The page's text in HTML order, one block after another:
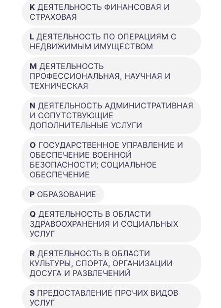
K ДЕЯТЕЛЬНОСТЬ ФИНАНСОВАЯ И
СТРАХОВАЯ
L ДЕЯТЕЛЬНОСТЬ ПО ОПЕРАЦИЯМ С
НЕДВИЖИМЫМ ИМУЩЕСТВОМ
M ДЕЯТЕЛЬНОСТЬ
ПРОФЕССИОНАЛЬНАЯ, НАУЧНАЯ И
ТЕХНИЧЕСКАЯ
N ДЕЯТЕЛЬНОСТЬ АДМИНИСТРАТИВНАЯ
И СОПУТСТВУЮЩИЕ
ДОПОЛНИТЕЛЬНЫЕ УСЛУГИ
O ГОСУДАРСТВЕННОЕ УПРАВЛЕНИЕ И
ОБЕСПЕЧЕНИЕ ВОЕННОЙ
БЕЗОПАСНОСТИ; СОЦИАЛЬНОЕ
ОБЕСПЕЧЕНИЕ
P ОБРАЗОВАНИЕ
Q ДЕЯТЕЛЬНОСТЬ В ОБЛАСТИ
ЗДРАВООХРАНЕНИЯ И СОЦИАЛЬНЫХ
УСЛУГ
R ДЕЯТЕЛЬНОСТЬ В ОБЛАСТИ
КУЛЬТУРЫ, СПОРТА, ОРГАНИЗАЦИИ
ДОСУГА И РАЗВЛЕЧЕНИЙ
S ПРЕДОСТАВЛЕНИЕ ПРОЧИХ ВИДОВ
УСЛУГ